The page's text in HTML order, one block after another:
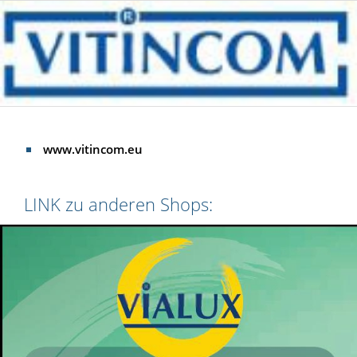
www.vitincom.eu
LINK zu anderen Shops: